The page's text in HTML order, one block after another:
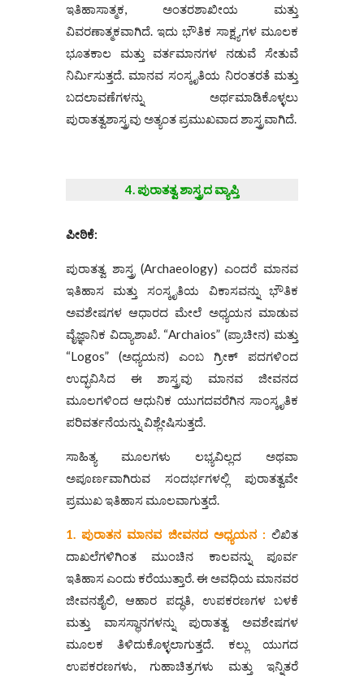
ಇತಿಹಾಸಾತ್ಮಕ, ಅಂತರಶಾಖೀಯ ಮತ್ತು
ವಿವರಣಾತ್ಮಕವಾಗಿದೆ. ಇದು ಭೌತಿಕ ಸಾಕ್ಷ್ಯಗಳ ಮೂಲಕ
ಭೂತಕಾಲ ಮತ್ತು ವರ್ತಮಾನಗಳ ನಡುವೆ ಸೇತುವೆ
ನಿರ್ಮಿಸುತ್ತದೆ. ಮಾನವ ಸಂಸ್ಕೃತಿಯ ನಿರಂತರತೆ ಮತ್ತು
ಬದಲಾವಣೆಗಳನ್ನು ಅರ್ಥಮಾಡಿಕೊಳ್ಳಲು
ಪುರಾತತ್ವಶಾಸ್ತ್ರವು ಅತ್ಯಂತ ಪ್ರಮುಖವಾದ ಶಾಸ್ತ್ರವಾಗಿದೆ.
4. ಪುರಾತತ್ವಶಾಸ್ತ್ರದವ್ಯಾಪ್ತಿ
ಪೀಠಿಕೆ:
ಪುರಾತತ್ವ ಶಾಸ್ತ್ರ (Archaeology) ಎಂದರೆ ಮಾನವ
ಇತಿಹಾಸ ಮತ್ತು ಸಂಸ್ಕೃತಿಯ ವಿಕಾಸವನ್ನು ಭೌತಿಕ
ಅವಶೇಷಗಳ ಆಧಾರದ ಮೇಲೆ ಅಧ್ಯಯನ ಮಾಡುವ
ವೈಜ್ಞಾನಿಕ ವಿದ್ಯಾಶಾಖೆ. “Archaios” (ಪ್ರಾಚೀನ) ಮತ್ತು
“Logos” (ಅಧ್ಯಯನ) ಎಂಬ ಗ್ರೀಕ್ ಪದಗಳಿಂದ
ಉದ್ಭವಿಸಿದ ಈ ಶಾಸ್ತ್ರವು ಮಾನವ ಜೀವನದ
ಮೂಲಗಳಿಂದ ಆಧುನಿಕ ಯುಗದವರೆಗಿನ ಸಾಂಸ್ಕೃತಿಕ
ಪರಿವರ್ತನೆಯನ್ನು ವಿಶ್ಲೇಷಿಸುತ್ತದೆ.
ಸಾಹಿತ್ಯ ಮೂಲಗಳು ಲಭ್ಯವಿಲ್ಲದ ಅಥವಾ
ಅಪೂರ್ಣವಾಗಿರುವ ಸಂದರ್ಭಗಳಲ್ಲಿ ಪುರಾತತ್ವವೇ
ಪ್ರಮುಖ ಇತಿಹಾಸ ಮೂಲವಾಗುತ್ತದೆ.
1. ಪುರಾತನಮಾನವ ಜೀವನದ ಅಧ್ಯಯನ : ಲಿಖಿತ
ದಾಖಲೆಗಳಿಗಿಂತ ಮುಂಚಿನ ಕಾಲವನ್ನು ಪೂರ್ವ
ಇತಿಹಾಸ ಎಂದು ಕರೆಯುತ್ತಾರೆ. ಈ ಅವಧಿಯ ಮಾನವರ
ಜೀವನಶೈಲಿ, ಆಹಾರ ಪದ್ಧತಿ, ಉಪಕರಣಗಳ ಬಳಕೆ
ಮತ್ತು ವಾಸಸ್ಥಾನಗಳನ್ನು ಪುರಾತತ್ವ ಅವಶೇಷಗಳ
ಮೂಲಕ ತಿಳಿದುಕೊಳ್ಳಲಾಗುತ್ತದೆ. ಕಲ್ಲು ಯುಗದ
ಉಪಕರಣಗಳು, ಗುಹಾಚಿತ್ರಗಳು ಮತ್ತು ಇನ್ನಿತರೆ